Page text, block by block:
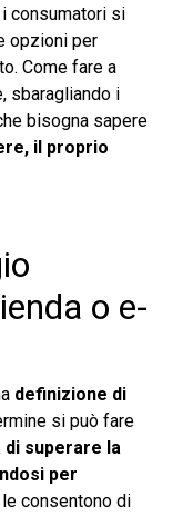
consumatori si
opzioni per
Come fare a
sbaragliando i
bisogna sapere
il proprio
o e-
definizione di
si può fare
di superare la
per
consentono di